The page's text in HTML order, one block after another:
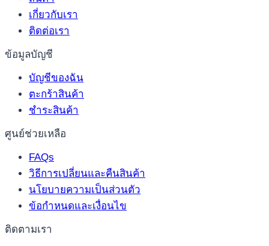
เกี่ยวกับเรา
ติดต่อเรา
ข้อมูลบัญชี
บัญชีของฉัน
ตะกร้าสินค้า
ชำระสินค้า
ศูนย์ช่วยเหลือ
FAQs
วิธีการเปลี่ยนและคืนสินค้า
นโยบายความเป็นส่วนตัว
ข้อกำหนดและเงื่อนไข
ติดตามเรา